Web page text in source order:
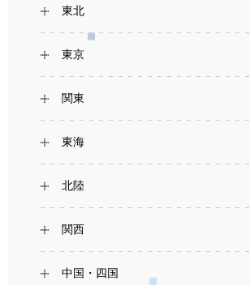
東北
東京
関東
東海
北陸
関西
中国・四国